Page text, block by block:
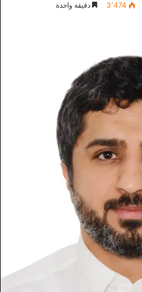
3٬474 دقيقة واحدة